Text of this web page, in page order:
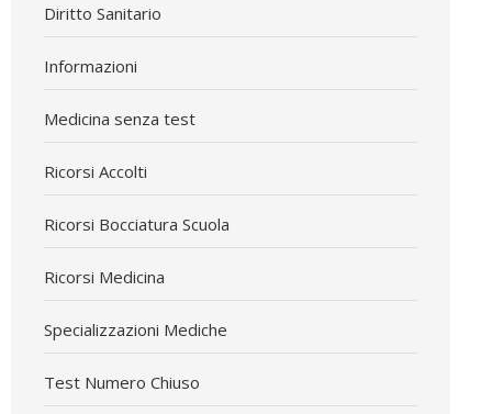
Diritto Sanitario
Informazioni
Medicina senza test
Ricorsi Accolti
Ricorsi Bocciatura Scuola
Ricorsi Medicina
Specializzazioni Mediche
Test Numero Chiuso